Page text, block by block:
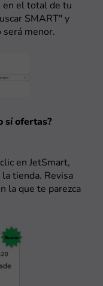
en el total de tu
SMART" y
será menor.
sí ofertas?
en JetSmart,
tienda. Revisa
la que te parezca